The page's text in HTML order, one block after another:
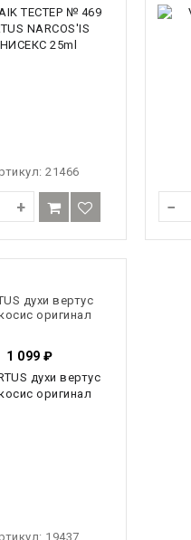
21466
+ −
духи вертус
оригинал
1 099 ₽
19437